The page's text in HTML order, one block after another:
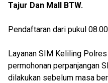
Tajur Dan Mall BTW.
Pendaftaran dari pukul
Layanan SIM Keliling
permohonan perpanjangan
dilakukan sebelum masa